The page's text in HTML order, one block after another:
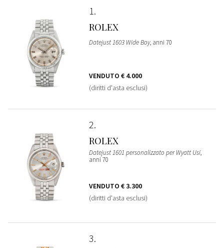
1
ROLEX
Datejust 1603 Wide Boy, anni 70
VENDUTO € 4.000
(diritti d'asta esclusi)
2
ROLEX
Datejust 1601 personalizzato per Wyatt Usi,
anni 70
VENDUTO € 3.300
(diritti d'asta esclusi)
3